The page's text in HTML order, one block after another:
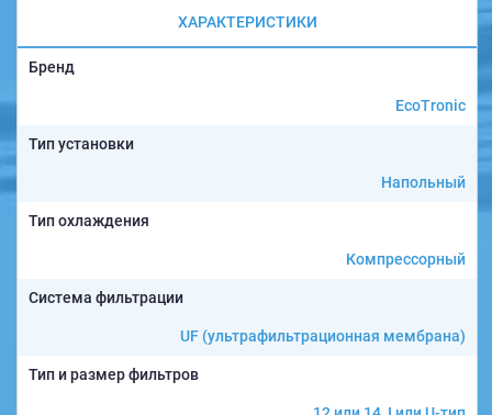
ХАРАКТЕРИСТИКИ
Бренд
EcoTronic
Тип установки
Напольный
Тип охлаждения
Компрессорный
Система фильтрации
UF (ультрафильтрационная мембрана)
Тип и размер фильтров